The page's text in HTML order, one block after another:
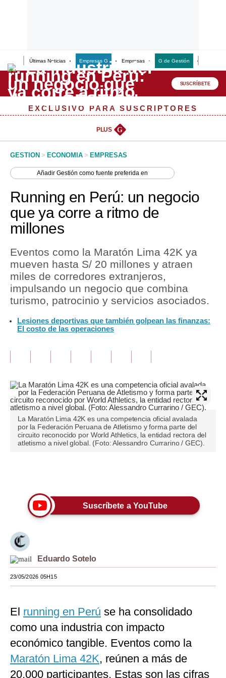
Últimas Noticias Empresas G Empresas G de Gestión
Lo último
Peru Quiosco
Management & Empleo
Perú
Política
Finanzas Personales
Inmobiliarias
Plus G
Opinión
Blogs
Tendencias
Lujo
Viajes
Mundo
México
España
Internacional
Tecnología
Club del Suscriptor
Mix
SUSCRÍBETE
EXCLUSIVO PARA SUSCRIPTORES
PLUS G
GESTION > ECONOMIA > EMPRESAS
AñadirGestión como fuente preferida en
Running en Perú: un negocio
que ya corre a ritmo de
millones
Eventos como la Maratón Lima 42K ya
mueven hasta S/ 20 millones y atraen
miles de corredores extranjeros,
impulsando un negocio que combina
turismo, patrocinio y servicios asociados.
Lesiones deportivas que también golpean las finanzas:
El costo de las operaciones
La Maratón Lima 42K es una competencia oficial avalada
por la Federación Peruana de Atletismo y forma parte del
circuito reconocido por World Athletics, la entidad rectora del
atletismo a nivel global. (Foto: Alessandro Currarino / GEC).
Suscríbete a YouTube
Eduardo Sotelo
23/05/2026 05H15
El running en Perú se ha consolidado
como una industria con impacto
económico tangible. Eventos como la
Maratón Lima 42K, reúnen a más de
20,000 participantes. Estas son las cifras